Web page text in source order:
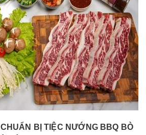
BỊ TIỆC NƯỚNG BBQ BÒ